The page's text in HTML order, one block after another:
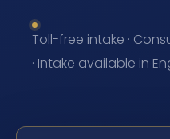
Toll-free intake ·
· Intake available in